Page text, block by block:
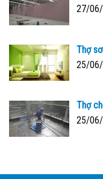
27/
Thợ
25/
Thợ
25/